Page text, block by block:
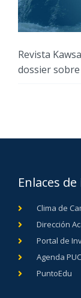
Revista
dossier
Enlaces
Clima de
Dirección
Portal de
Agenda
PuntoEdu